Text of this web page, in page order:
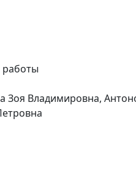
Зоя Владимировна,